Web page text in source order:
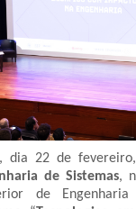
dia 22 de
de Sistemas,
de